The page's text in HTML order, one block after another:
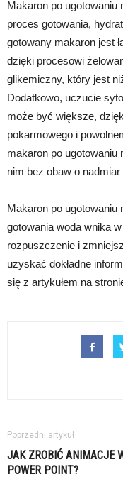
Makaron po ugotowaniu
proces gotowania,
gotowany makaron jest
dzięki procesowi
glikemiczny, który jest
Dodatkowo, uczucie
może być większe,
pokarmowego i
makaron po
nim bez obaw o nadmiar
Makaron po ugotowaniu
gotowania woda wnika
rozpuszczenie i
uzyskać dokładne
się z artykułem na
Poprzedni artykuł
JAK ZROBIĆ ANIMACJE
POWER POINT?